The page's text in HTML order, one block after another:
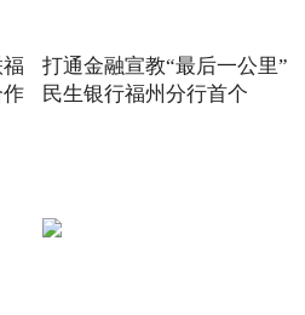
打通金融宣教“最后一公里”
民生银行福州分行首个